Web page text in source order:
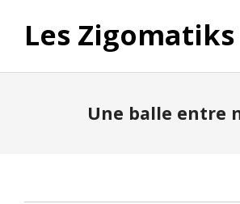
Les Zigomatiks
Une balle entre